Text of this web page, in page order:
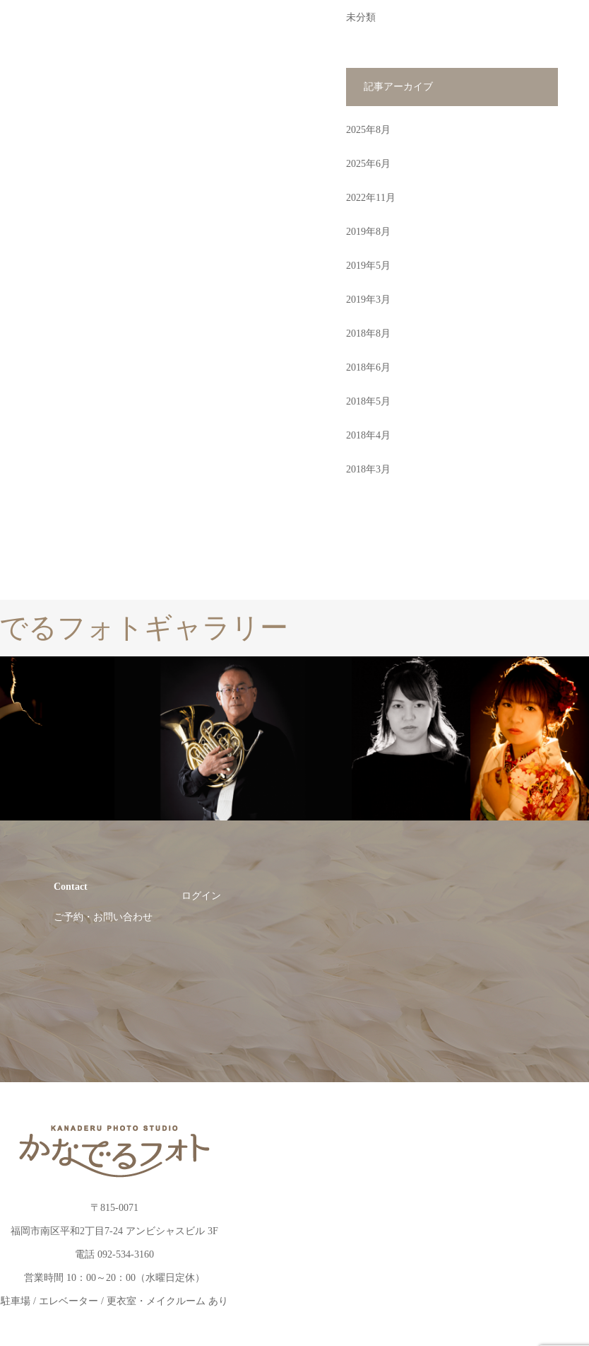
未分類
記事アーカイブ
2025年8月
2025年6月
2022年11月
2019年8月
2019年5月
2019年3月
2018年8月
2018年6月
2018年5月
2018年4月
2018年3月
るフォトギャラリー
Contact
ご予約・お問い合わせ
ログイン
〒815-0071
福岡市南区平和2丁目7-24 アンビシャスビル 3F
電話 092-534-3160
営業時間 10：00～20：00（水曜日定休）
駐車場 / エレベーター / 更衣室・メイクルーム あり